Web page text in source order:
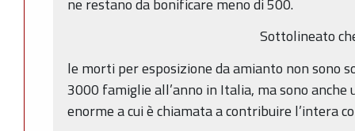
Sottolineato
le morti per esposizione da amianto non sono
3000 famiglie all’anno in Italia, ma sono anche
enorme a cui è chiamata a contribuire l’intera